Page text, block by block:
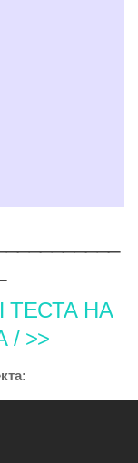
ТЕСТА НА
/ >>